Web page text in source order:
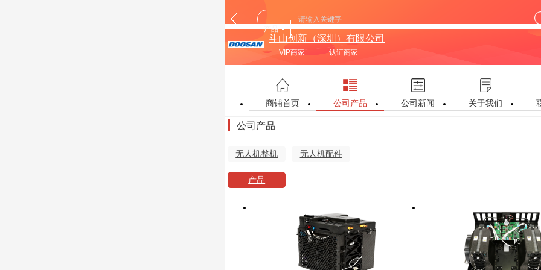
产品
斗山创新（深圳）有限公司
VIP商家 认证商家
商铺首页 公司产品 公司新闻 关于我们
公司产品
无人机整机 无人机配件
产品